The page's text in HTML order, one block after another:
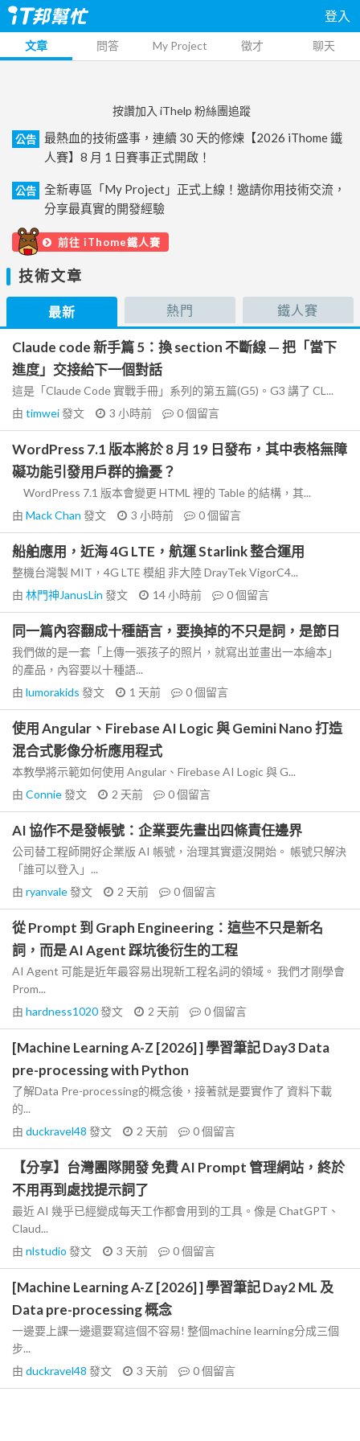
登入
文章 問答 My Project 徵才 聊天
按讚加入 iThelp 粉絲團追蹤
公告
最熱血的技術盛事，連續 30 天的修煉【2026 iThome 鐵
人賽】8 月 1 日賽事正式開啟！
公告
全新專區「My Project」正式上線！邀請你用技術交流，
分享最真實的開發經驗
前往 iThome鐵人賽
技術文章
最新 熱門 鐵人賽
Claude code 新手篇 5：換 section 不斷線 — 把「當下
進度」交接給下一個對話
這是「Claude Code 實戰手冊」系列的第五篇(G5)。G3 講了 CL...
由 timwei發文 3 小時前 0個留言
WordPress 7.1 版本將於 8 月 19 日發布，其中表格無障
礙功能引發用戶群的擔憂？
WordPress 7.1 版本會變更 HTML 裡的 Table 的結構，其...
由 Mack Chan 發文 3 小時前 0個留言
船舶應用，近海 4G LTE，航運 Starlink 整合運用
整機台灣製 MIT，4G LTE 模組 非大陸 DrayTek VigorC4...
由 林門神JanusLin 發文 14 小時前 0個留言
同一篇內容翻成十種語言，要換掉的不只是詞，是節日
我們做的是一套「上傳一張孩子的照片，就寫出並畫出一本繪本」
的產品，內容要以十種語...
由 lumorakids 發文 1 天前 0個留言
使用 Angular、Firebase AI Logic 與 Gemini Nano 打造
混合式影像分析應用程式
本教學將示範如何使用 Angular、Firebase AI Logic 與 G...
由 Connie發文 2 天前 0個留言
AI 協作不是發帳號：企業要先畫出四條責任邊界
公司替工程師開好企業版 AI 帳號，治理其實還沒開始。 帳號只解決
「誰可以登入」...
由 ryanvale發文 2 天前 0個留言
從 Prompt 到 Graph Engineering：這些不只是新名
詞，而是 AI Agent 踩坑後衍生的工程
AI Agent 可能是近年最容易出現新工程名詞的領域。 我們才剛學會
Prom...
由 hardness1020發文 2 天前 0個留言
[Machine Learning A-Z [2026] ] 學習筆記 Day3 Data
pre-processing with Python
了解Data Pre-processing的概念後，接著就是要實作了 資料下載
的...
由 duckravel48 發文 2 天前 0個留言
【分享】台灣團隊開發 免費 AI Prompt 管理網站，終於
不用再到處找提示詞了
最近 AI 幾乎已經變成每天工作都會用到的工具。像是 ChatGPT、
Claud...
由 nlstudio 發文 3 天前 0個留言
[Machine Learning A-Z [2026] ] 學習筆記 Day2 ML 及
Data pre-processing 概念
一邊要上課一邊還要寫這個不容易! 整個machine learning分成三個
步...
由 duckravel48 發文 3 天前 0個留言